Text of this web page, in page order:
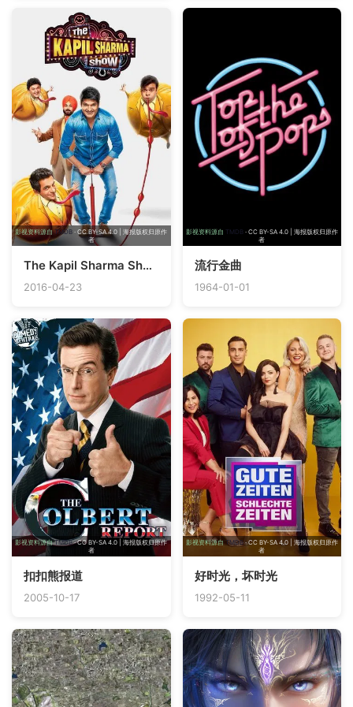
影视资料源自TMDB · CC BY-SA 4.0 | 海报版权归原作
者
The Kapil Sharma Show
2016-04-23
影视资料源自 TMDB· CC BY-SA 4.0 | 海报版权归原作
者
流行金曲
1964-01-01
影视资料源自TMDB· CC BY-SA 4.0 | 海报版权归原作
者
扣扣熊报道
2005-10-17
影视资料源自 TMDB· CC BY-SA 4.0 | 海报版权归原作
者
好时光，坏时光
1992-05-11